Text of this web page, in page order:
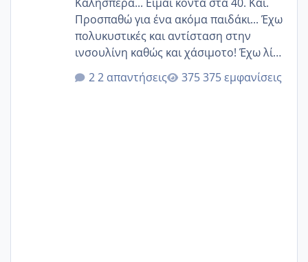
Προσπαθώ για ένα ακόμα παιδάκι... Έχω
πολυκυστικές και αντίσταση στην
ινσουλίνη καθώς και χάσιμοτο! Έχω λίγα
κιλά παραπάνω και όσο κ αν προσπαθώ
δεν χάνω εύκολα! Προσπαθώ για ακόμη
2 απαντήσεις 375 εμφανίσεις